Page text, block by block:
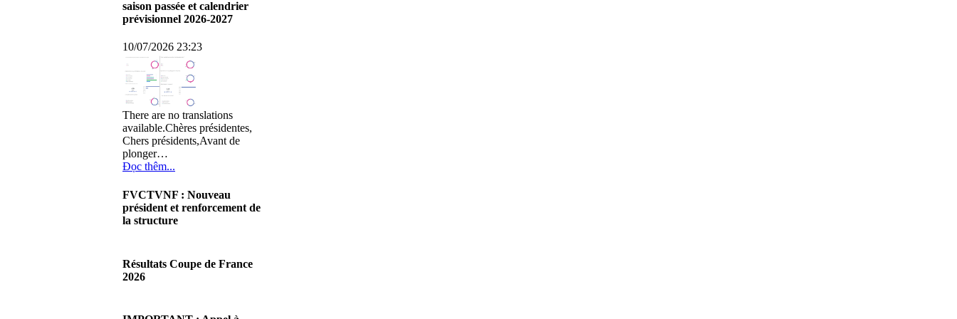
saison passée et calendrier
prévisionnel 2026-2027
10/07/2026 23:23
There are no translations
available.Chères présidentes,
Chers présidents,Avant de
plonger…
Đọc thêm...
FVCTVNF : Nouveau
président et renforcement de
la structure
There are no translations
available.Chères Présidentes,
Đọc thêm...
Résultats Coupe de France
2026